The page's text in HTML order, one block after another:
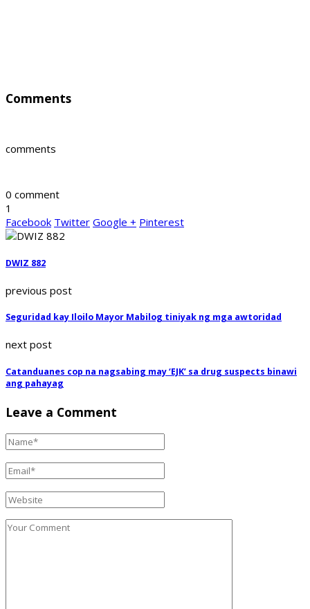
Comments
comments
0 comment
1
Facebook Twitter Google + Pinterest
DWIZ 882
previous post
Seguridad kay Iloilo Mayor Mabilog tiniyak ng mga awtoridad
next post
Catanduanes cop na nagsabing may ‘EJK’ sa drug suspects binawi
ang pahayag
Leave a Comment